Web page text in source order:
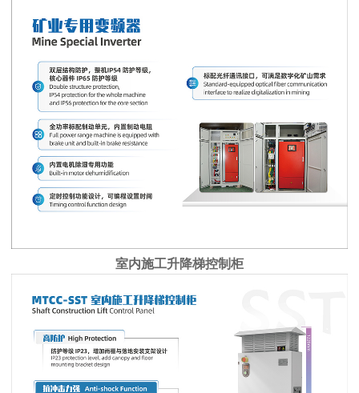
室内施工升降梯控制柜